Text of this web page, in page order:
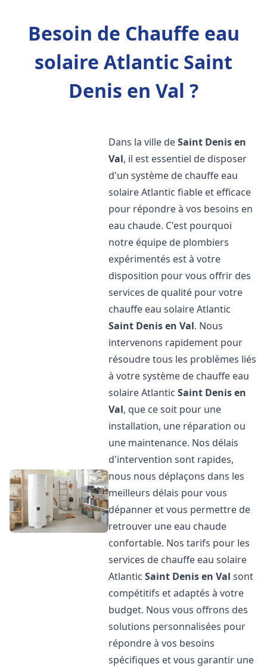
Besoin de Chauffe eau
solaire Atlantic Saint
Denis en Val ?
Dans la ville deSaint Denis en
Val, il est essentiel de disposer
d'un système de chauffe eau
solaire Atlantic fiable et efficace
pour répondre à vos besoins en
eau chaude. C'est pourquoi
notre équipe de plombiers
expérimentés est à votre
disposition pour vous offrir des
services de qualité pour votre
chauffe eau solaire Atlantic
Saint Denis en Val. Nous
intervenons rapidement pour
résoudre tous les problèmes liés
à votre système de chauffe eau
solaire AtlanticSaint Denis en
Val, que ce soit pour une
installation, une réparation ou
une maintenance. Nos délais
d'intervention sont rapides,
nous nous déplaçons dans les
meilleurs délais pour vous
dépanner et vous permettre de
retrouver une eau chaude
confortable. Nos tarifs pour les
services de chauffe eau solaire
AtlanticSaint Denis en Val sont
compétitifs et adaptés à votre
budget. Nous vous offrons des
solutions personnalisées pour
répondre à vos besoins
spécifiques et vous garantir une